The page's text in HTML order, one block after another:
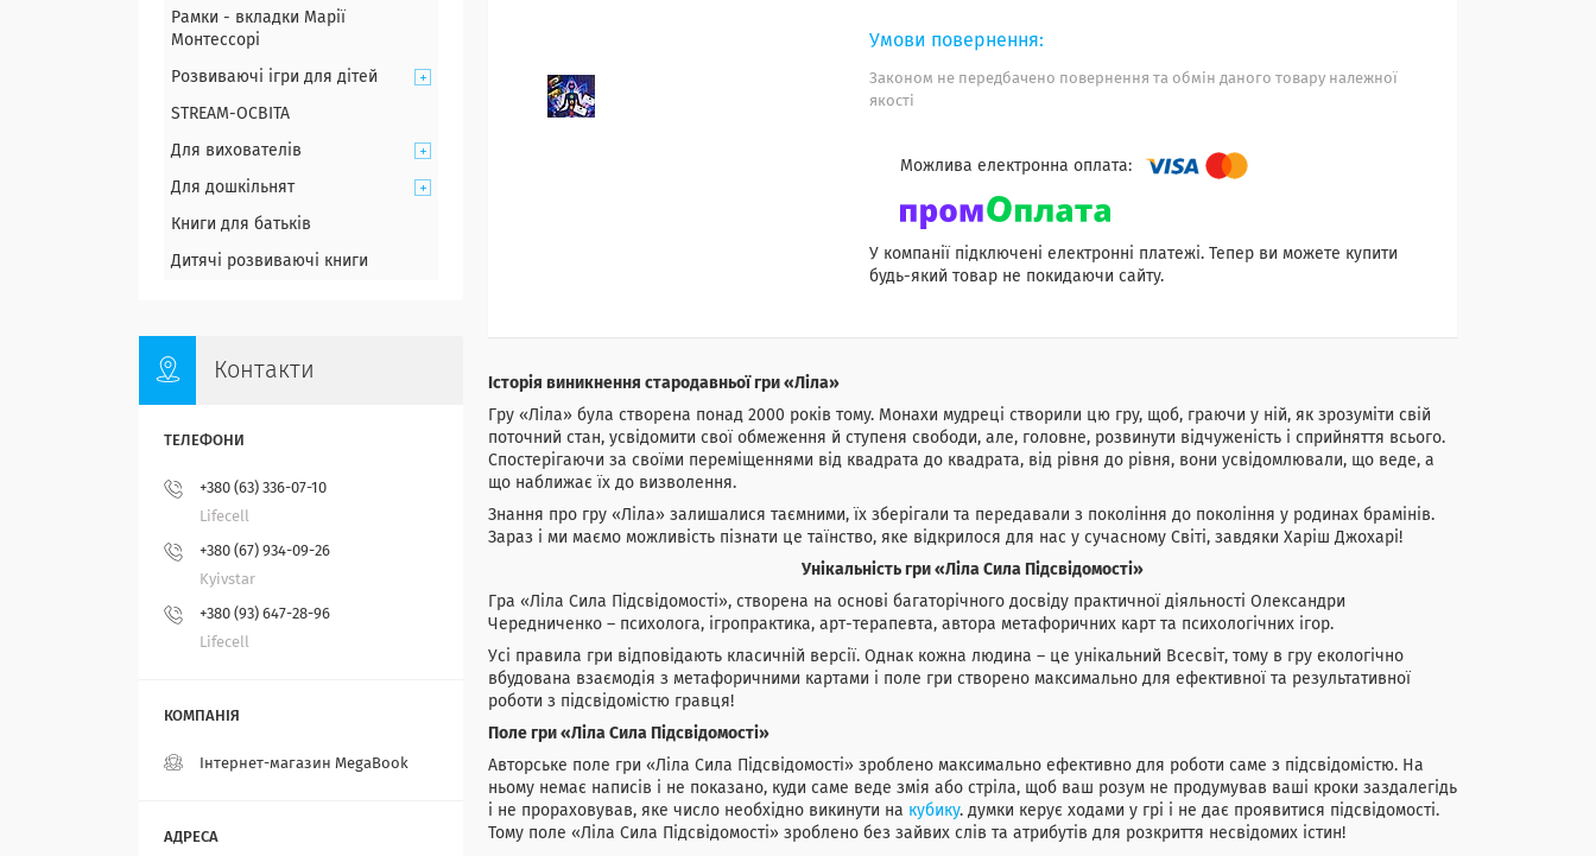
Законом не передбачено повернення та обмін даного товару належної
якості
У компанії підключені електронні платежі. Тепер ви можете купити
будь-який товар не покидаючи сайту.
Історія виникнення стародавньої гри «Ліла»
Гру «Ліла» була створена понад 2000 років тому. Монахи мудреці створили цю гру, щоб, граючи у ній, як зрозуміти свій
поточний стан, усвідомити свої обмеження й ступеня свободи, але, головне, розвинути відчуженість і сприйняття всього.
Спостерігаючи за своїми переміщеннями від квадрата до квадрата, від рівня до рівня, вони усвідомлювали, що веде, а
що наближає їх до визволення.
Знання про гру «Ліла» залишалися таємними, їх зберігали та передавали з покоління до покоління у родинах брамінів.
Зараз і ми маємо можливість пізнати це таїнство, яке відкрилося для нас у сучасному Світі, завдяки Харіш Джохарі!
Унікальність гри «Ліла Сила Підсвідомості»
Гра «Ліла Сила Підсвідомості», створена на основі багаторічного досвіду практичної діяльності Олександри
Чередниченко – психолога, ігропрактика, арт-терапевта, автора метафоричних карт та психологічних ігор.
Усі правила гри відповідають класичній версії. Однак кожна людина – це унікальний Всесвіт, тому в гру екологічно
вбудована взаємодія з метафоричними картами і поле гри створено максимально для ефективної та результативної
роботи з підсвідомістю гравця!
Поле гри «Ліла Сила Підсвідомості»
Авторське поле гри «Ліла Сила Підсвідомості» зроблено максимально ефективно для роботи саме з підсвідомістю. На
ньому немає написів і не показано, куди саме веде змія або стріла, щоб ваш розум не продумував ваші кроки заздалегідь
і не прораховував, яке число необхідно викинути на кубику. думки керує ходами у грі і не дає проявитися підсвідомості.
Тому поле «Ліла Сила Підсвідомості» зроблено без зайвих слів та атрибутів для розкриття несвідомих істин!
Рамки - вкладки Марії
Монтессорі
Розвиваючі ігри для дітей
STREAM-ОСВІТА
Для вихователів
Для дошкільнят
Книги для батьків
Дитячі розвиваючі книги
Контакти
+380 (63) 336-07-10
Lifecell
+380 (67) 934-09-26
Kyivstar
+380 (93) 647-28-96
Lifecell
Інтернет-магазин MegaBook